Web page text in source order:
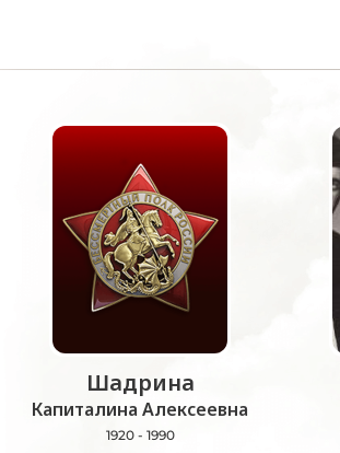
Шадрина
Капиталина Алексеевна
1920 - 1990